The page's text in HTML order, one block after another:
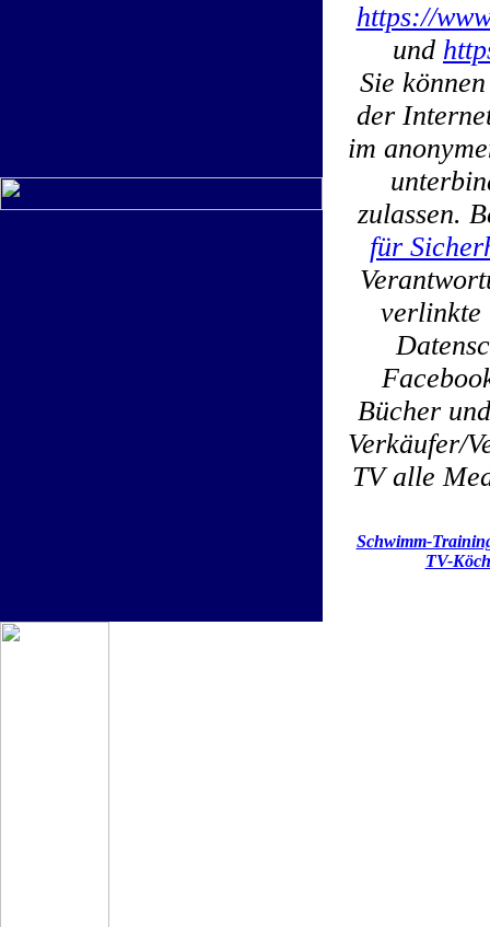
https://
und
Sie
der
im
zulassen.
für
verlinkte
Bücher
Verkäufer/
TV alle
Schwimm-
TV-